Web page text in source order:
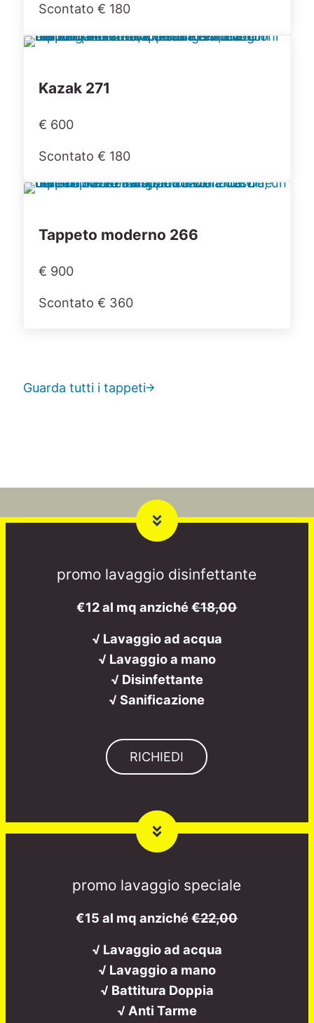
Scontato € 180
Kazak 271
€ 600
Scontato € 180
Tappeto moderno 266
€ 900
Scontato € 360
Guarda tutti i tappeti
promo lavaggio disinfettante
€12 al mq anziché€18,00
√ Lavaggio ad acqua
√ Lavaggio a mano
√ Disinfettante
√ Sanificazione
RICHIEDI
promo lavaggio speciale
€15 al mq anziché€22,00
√ Lavaggio ad acqua
√ Lavaggio a mano
√ Battitura Doppia
√ Anti Tarme